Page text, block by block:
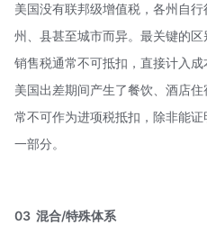
美国没有联邦级增值税，各州自
州、县甚至城市而异。最关键的
销售税通常不可抵扣，直接计入
美国出差期间产生了餐饮、酒店
常不可作为进项税抵扣，除非能
一部分。
03 混合/特殊体系